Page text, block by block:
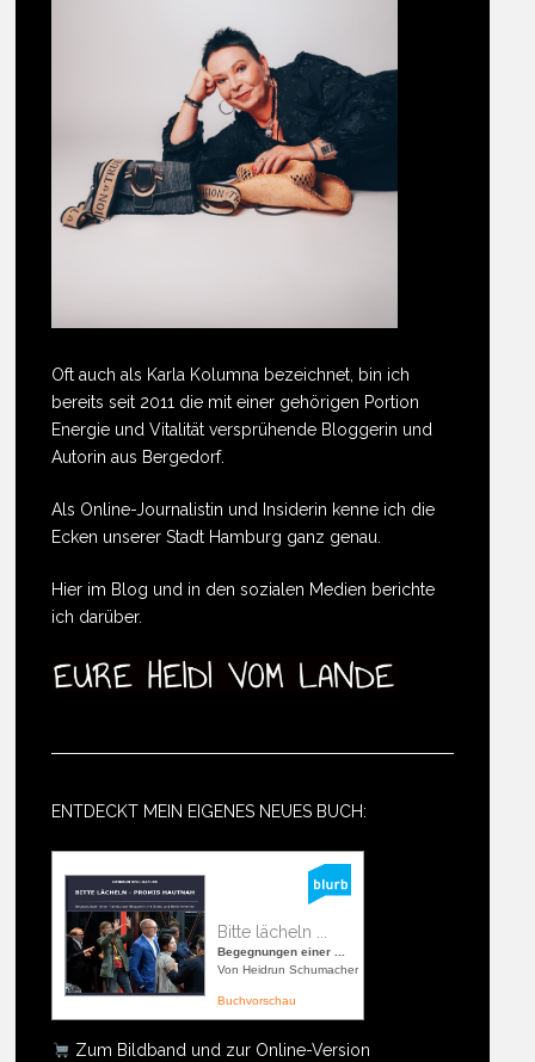
Oft auch als Karla Kolumna bezeichnet, bin ich
bereits seit 2011 die mit einer gehörigen Portion
Energie und Vitalität versprühende Bloggerin und
Autorin aus Bergedorf.
Als Online-Journalistin und Insiderin kenne ich die
Ecken unserer Stadt Hamburg ganz genau.
Hier im Blog und in den sozialen Medien berichte
ich darüber.
ENTDECKT MEIN EIGENES NEUES BUCH:
Bitte lächeln ...
Begegnungen einer ...
Von Heidrun Schumacher
Buchvorschau
Zum Bildband und zur Online-Version